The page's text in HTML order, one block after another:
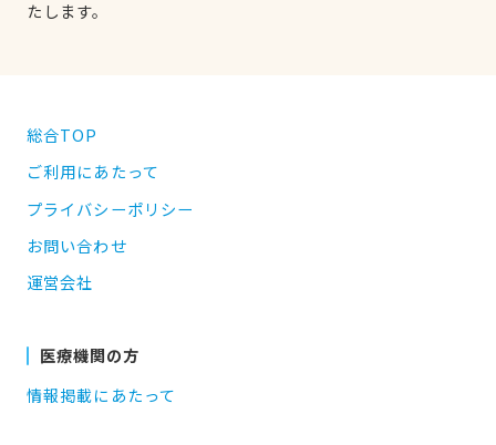
たします。
総合TOP
ご利用にあたって
プライバシーポリシー
お問い合わせ
運営会社
医療機関の方
情報掲載にあたって